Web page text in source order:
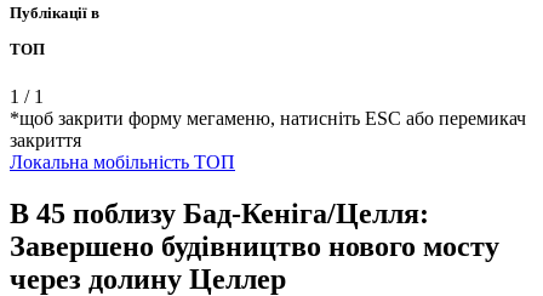
Публікації в
ТОП
1 / 1
*щоб закрити форму мегаменю, натисніть ESC або перемикач
закриття
Локальна мобільність ТОП
B 45 поблизу Бад-Кеніга/Целля:
Завершено будівництво нового мосту
через долину Целлер